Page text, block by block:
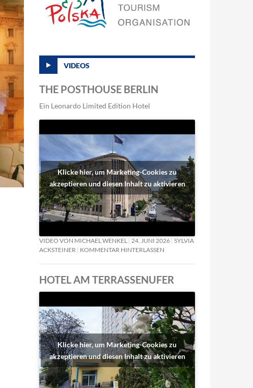
VIDEOS
THE POSTHOUSE BERLIN
Ein Leonardo Limited Edition Hotel
Klicke hier, um Marketing-Cookies zu
akzeptieren und diesen Inhalt zu aktivieren
VIDEO VON MICHAEL WENKEL 24. JUNI 2026 SYLVIA
ACKSTEINER
KOMMENTAR HINTERLASSEN
HOTEL AM TERRASSENUFER
Klicke hier, um Marketing-Cookies zu
akzeptieren und diesen Inhalt zu aktivieren